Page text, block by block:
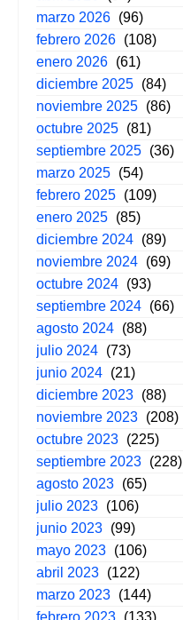
marzo 2026 (96)
febrero 2026 (108)
enero 2026 (61)
diciembre 2025 (84)
noviembre 2025 (86)
octubre 2025 (81)
septiembre 2025 (36)
marzo 2025 (54)
febrero 2025 (109)
enero 2025 (85)
diciembre 2024 (89)
noviembre 2024 (69)
octubre 2024 (93)
septiembre 2024 (66)
agosto 2024 (88)
julio 2024 (73)
junio 2024 (21)
diciembre 2023 (88)
noviembre 2023 (208)
octubre 2023 (225)
septiembre 2023 (228)
agosto 2023 (65)
julio 2023 (106)
junio 2023 (99)
mayo 2023 (106)
abril 2023 (122)
marzo 2023 (144)
febrero 2023 (133)